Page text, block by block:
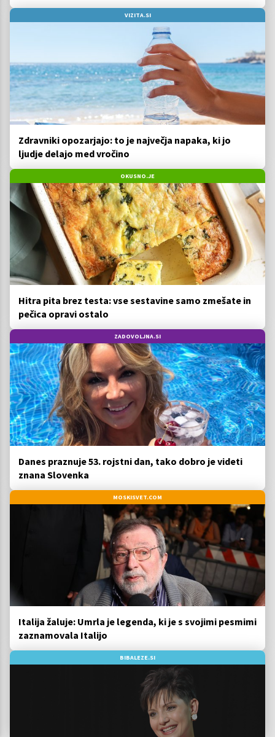
VIZITA.SI
Zdravniki opozarjajo: to je največja napaka, ki jo
ljudje delajo med vročino
OKUSNO.JE
Hitra pita brez testa: vse sestavine samo zmešate in
pečica opravi ostalo
ZADOVOLJNA.SI
Danes praznuje 53. rojstni dan, tako dobro je videti
znana Slovenka
MOSKISVET.COM
Italija žaluje: Umrla je legenda, ki je s svojimi pesmimi
zaznamovala Italijo
BIBALEZE.SI